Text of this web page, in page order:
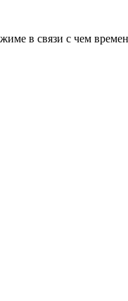
в связи с чем